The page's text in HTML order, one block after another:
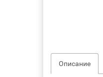
Описание